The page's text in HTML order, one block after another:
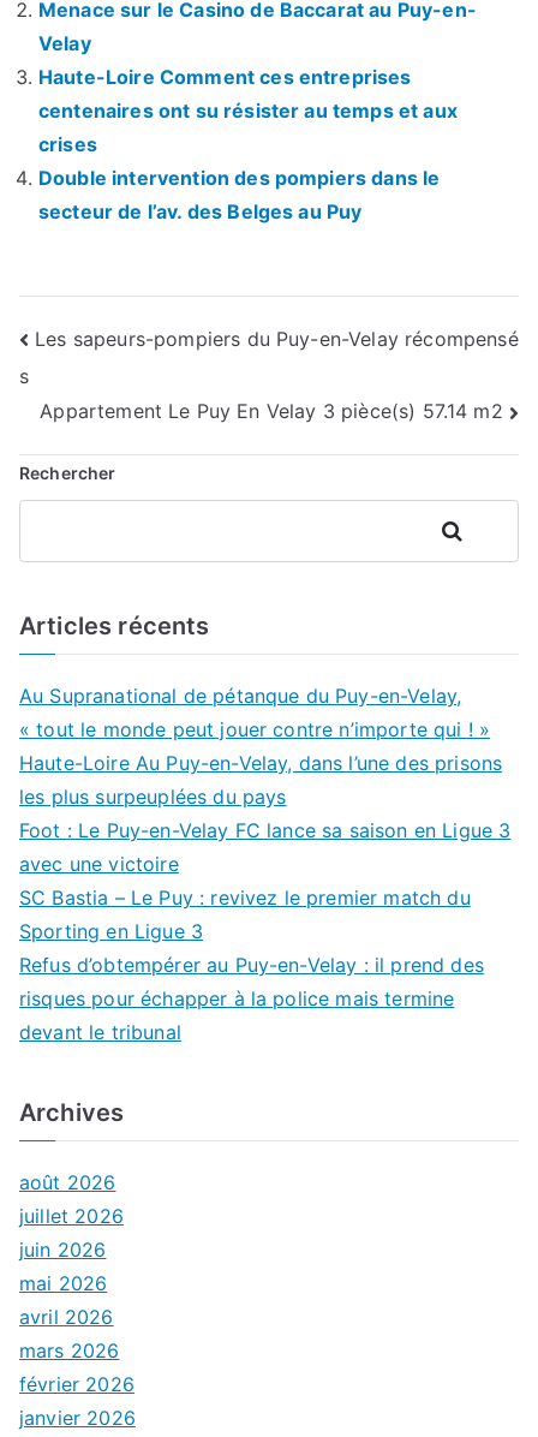
Menace sur le Casino de Baccarat au Puy-en-
Velay
Haute-Loire Comment ces entreprises
centenaires ont su résister au temps et aux
crises
Double intervention des pompiers dans le
secteur de l’av. des Belges au Puy
Navigation
de
l’article
Les sapeurs-pompiers du Puy-en-Velay récompensé
s
Appartement Le Puy En Velay 3 pièce(s) 57.14 m2
Rechercher
Rechercher
Articles récents
Au Supranational de pétanque du Puy-en-Velay,
« tout le monde peut jouer contre n’importe qui ! »
Haute-Loire Au Puy-en-Velay, dans l’une des prisons
les plus surpeuplées du pays
Foot : Le Puy-en-Velay FC lance sa saison en Ligue 3
avec une victoire
SC Bastia – Le Puy : revivez le premier match du
Sporting en Ligue 3
Refus d’obtempérer au Puy-en-Velay : il prend des
risques pour échapper à la police mais termine
devant le tribunal
Archives
août 2026
juillet 2026
juin 2026
mai 2026
avril 2026
mars 2026
février 2026
janvier 2026